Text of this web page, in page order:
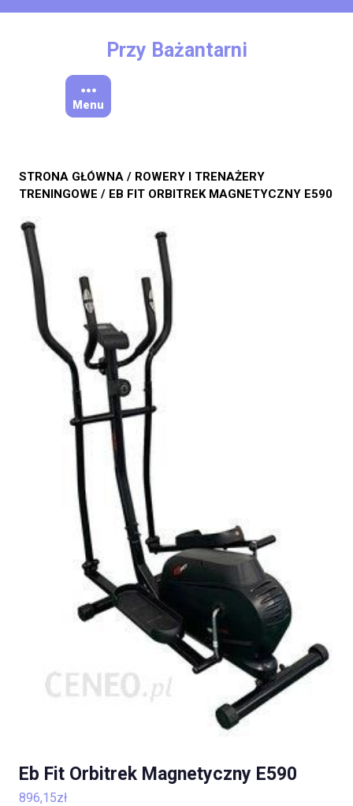
Przy Bażantarni
Menu
STRONA GŁÓWNA / ROWERY I TRENAŻERY
TRENINGOWE / EB FIT ORBITREK MAGNETYCZNY E590
Eb Fit Orbitrek Magnetyczny E590
896,15zł